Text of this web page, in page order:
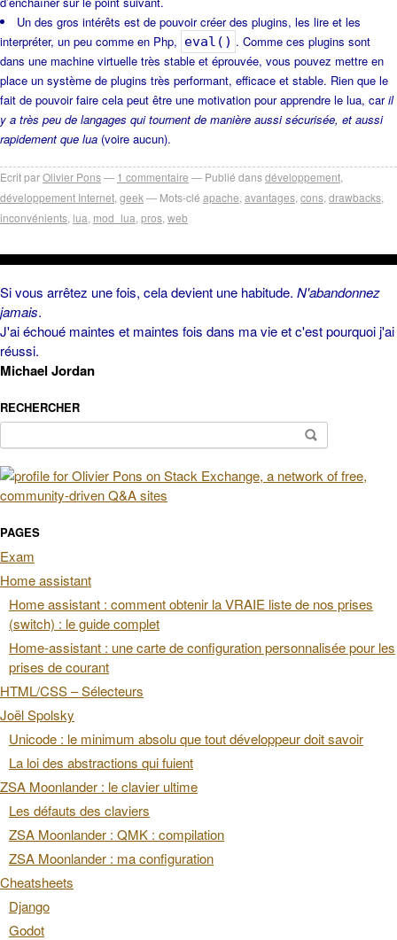
Un des gros intérêts est de pouvoir créer des plugins, les lire et les
interpréter, un peu comme en Php, eval() . Comme ces plugins sont
dans une machine virtuelle très stable et éprouvée, vous pouvez mettre en
place un système de plugins très performant, efficace et stable. Rien que le
fait de pouvoir faire cela peut être une motivation pour apprendre le lua, caril
y a très peu de langages qui tournent de manière aussi sécurisée, et aussi
rapidement que lua (voire aucun).
Ecrit parOlivier Pons 1 commentaire Publié dansdéveloppement
développement Internet geek Mots-clé apache avantages cons drawbacks
inconvénients lua mod_lua pros web
Si vous arrêtez une fois, cela devient une habitude. N'abandonnez
jamais.
J'ai échoué maintes et maintes fois dans ma vie et c'est pourquoi j'ai
réussi.
Michael Jordan
RECHERCHER
PAGES
Exam
Home assistant
Home assistant : comment obtenir la VRAIE liste de nos prises
(switch) : le guide complet
Home-assistant : une carte de configuration personnalisée pour les
prises de courant
HTML/CSS – Sélecteurs
Joël Spolsky
Unicode : le minimum absolu que tout développeur doit savoir
La loi des abstractions qui fuient
ZSA Moonlander : le clavier ultime
Les défauts des claviers
ZSA Moonlander : QMK : compilation
ZSA Moonlander : ma configuration
Cheatsheets
Django
Godot